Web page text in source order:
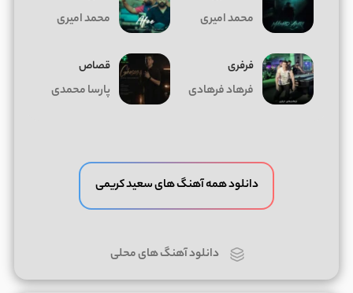
محمد امیری محمد امیری
فرفری
فرهاد فرهادی
قصاص
پارسا محمدی
دانلود همه آهنگ های سعید کریمی
دانلود آهنگ های محلی